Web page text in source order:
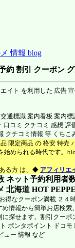
情報 blog
約 割引 クーポン
イト を利用した 広告
通標識 案内看板 案内
口コミ クチコミ 感想
クチコミ情報 等 くち
限定商品 の 格安 特売
始められる時代です。
る方 は、◆ アフィリエ
ネット予約利用者
北海道 HOT
得なクーポン満載 ２
め情報から簡単お店検
探せます。割引クー
ポンタポイント ドコ
ュー 情報 など